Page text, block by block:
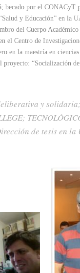
becado por el
y Educación” en la
del Cuerpo
el Centro de
en la maestría en
“Socialización
y
de tesis en